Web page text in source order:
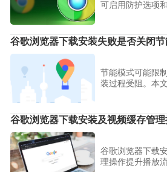
可启用防护选项
谷歌浏览器下载安装失败是否关闭
节能模式可能限
装过程受阻。本
谷歌浏览器下载安装及视频缓存管
谷歌浏览器下载
理操作提升播放